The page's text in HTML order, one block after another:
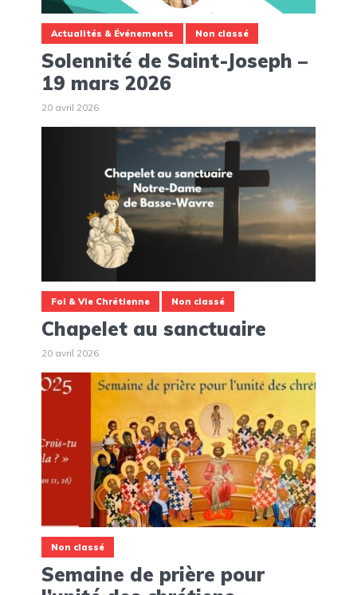
Actualités & Événements Non classé
Solennité de Saint-Joseph –
19 mars 2026
20 avril 2026
Foi & Vie Chrétienne Non classé
Chapelet au sanctuaire
20 avril 2026
Non classé
Semaine de prière pour